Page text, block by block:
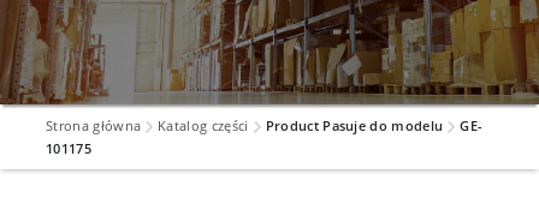
Strona główna Katalog części Product Pasuje do modelu
GE-
101175